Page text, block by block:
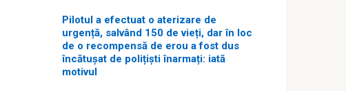
Pilotul a efectuat o aterizare de
urgență, salvând 150 de vieți, dar în loc
de o recompensă de erou a fost dus
încătușat de polițiști înarmați: iată
motivul